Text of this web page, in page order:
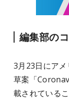
編集部の
3月23日にア
草案「
載されている